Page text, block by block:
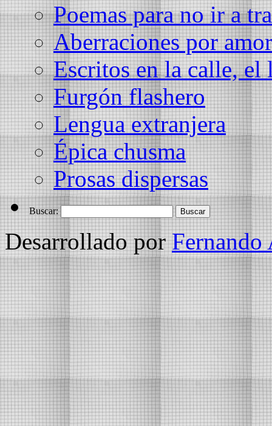
Poemas para no ir a
Aberraciones por amor
Escritos en la calle, el
Furgón flashero
Lengua extranjera
Épica chusma
Prosas dispersas
Buscar:
Desarrollado porFernando